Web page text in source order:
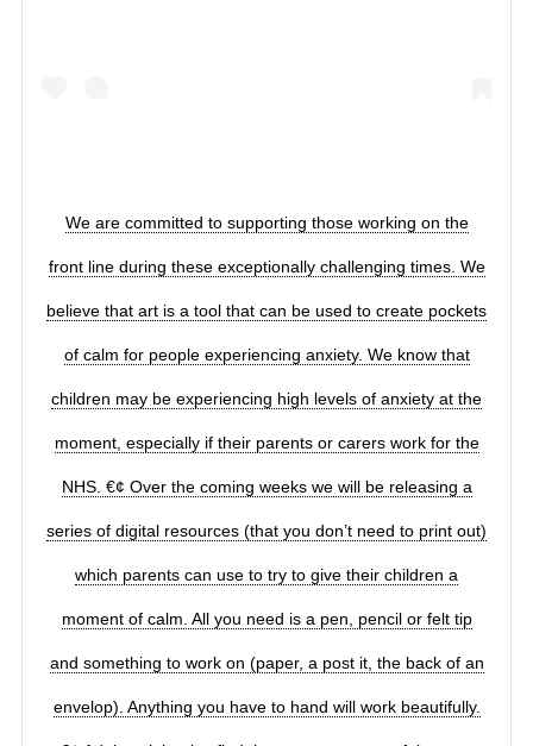
We are committed to supporting those working on the
front line during these exceptionally challenging times. We
believe that art is a tool that can be used to create pockets
of calm for people experiencing anxiety. We know that
children may be experiencing high levels of anxiety at the
moment, especially if their parents or carers work for the
NHS. €¢ Over the coming weeks we will be releasing a
series of digital resources (that you don’t need to print out)
which parents can use to try to give their children a
moment of calm. All you need is a pen, pencil or felt tip
and something to work on (paper, a post it, the back of an
envelop). Anything you have to hand will work beautifully.